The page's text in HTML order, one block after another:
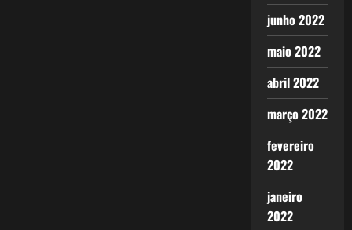
junho 2022
maio 2022
abril 2022
março 2022
fevereiro
2022
janeiro
2022